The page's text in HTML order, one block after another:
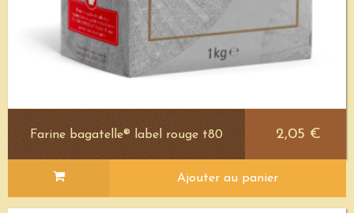
Farine bagatelle® label rouge t80 2,05 €
Ajouter au panier